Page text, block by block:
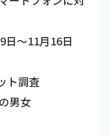
～11月16日
ト調査
男女